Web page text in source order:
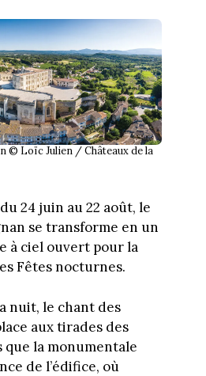
© Loïc Julien / Châteaux de la
24 juin au 22 août, le
se transforme en un
à ciel ouvert pour la
Fêtes nocturnes.
nuit, le chant des
aux tirades des
que la monumentale
de l’édifice, où